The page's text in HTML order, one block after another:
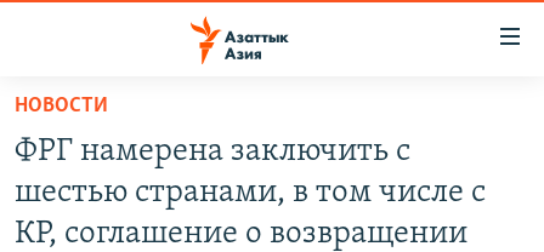
Вернуться
основному
содержанию
ВернутсяКЫРГЫЗСТАН
ВОЙНА В УКРАИНЕ
НОВОСТИ
ФРГ намерена заключить с
шестью странами, в том числе с
КР, соглашение о возвращении